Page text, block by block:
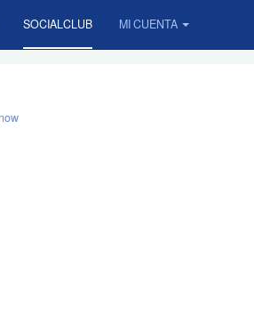
SOCIALCLUB MI CUENTA